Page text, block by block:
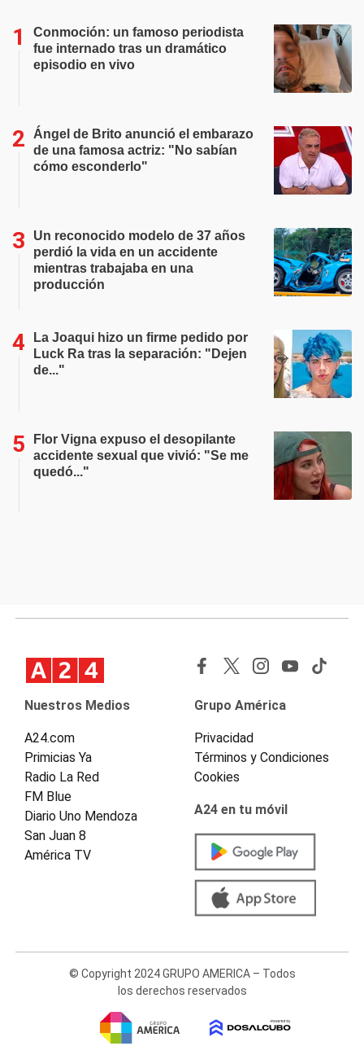
Conmoción: un famoso periodista
fue internado tras un dramático
episodio en vivo
Ángel de Brito anunció el embarazo
de una famosa actriz: "No sabían
cómo esconderlo"
Un reconocido modelo de 37 años
perdió la vida en un accidente
mientras trabajaba en una
producción
La Joaqui hizo un firme pedido por
Luck Ra tras la separación: "Dejen
de..."
Flor Vigna expuso el desopilante
accidente sexual que vivió: "Se me
quedó..."
Nuestros Medios
A24.com
Primicias Ya
Radio La Red
FM Blue
Diario Uno Mendoza
San Juan 8
América TV
Grupo América
Privacidad
Términos y Condiciones
Cookies
A24 en tu móvil
© Copyright 2024 GRUPO AMERICA – Todos
los derechos reservados